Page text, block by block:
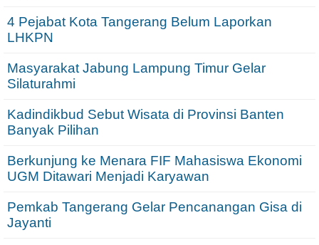
4 Pejabat Kota Tangerang Belum Laporkan
LHKPN
Masyarakat Jabung Lampung Timur Gelar
Silaturahmi
Kadindikbud Sebut Wisata di Provinsi Banten
Banyak Pilihan
Berkunjung ke Menara FIF Mahasiswa Ekonomi
UGM Ditawari Menjadi Karyawan
Pemkab Tangerang Gelar Pencanangan Gisa di
Jayanti